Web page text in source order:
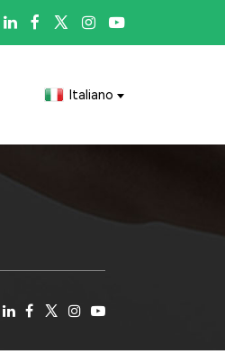

Italiano
Contattate
